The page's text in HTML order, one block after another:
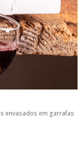
envasados em garrafas